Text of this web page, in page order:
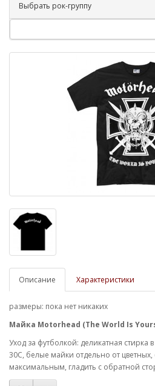
Выбрать рок-группу
Описание Характеристики
размеры: пока нет никаких
Майка Motorhead (The World Is
Уход за футболкой: деликатная
30С, белые майки отдельно от цветных,
максимальным, гладить с обратной